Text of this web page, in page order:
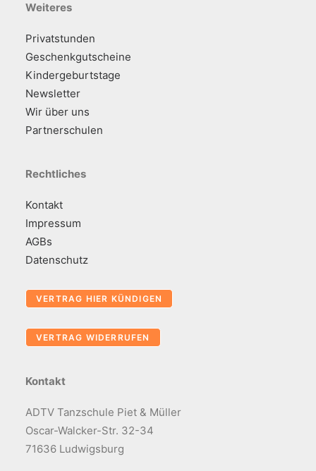
Weiteres
Privatstunden
Geschenkgutscheine
Kindergeburtstage
Newsletter
Wir über uns
Partnerschulen
Rechtliches
Kontakt
Impressum
AGBs
Datenschutz
Kontakt
ADTV Tanzschule Piet & Müller
Oscar-Walcker-Str. 32-34
71636 Ludwigsburg